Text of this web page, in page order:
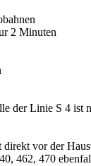
2 Minuten
der Linie S 4 ist
vor der
462, 470